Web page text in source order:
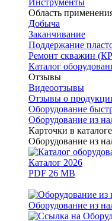
Инструменты
Область
Добыча
Заканчивание
Поддержание
Ремонт скважин
Каталог
Отзывы
Видеоотзывы
Отзывы о
Оборудование
Оборудование из
Карточки в каталоге
Оборудование из
Каталог 2026
PDF 26 MB
Оборудование из